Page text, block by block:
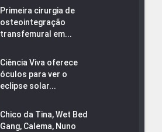
Primeira cirurgia de
osteointegração
transfemural em...
Ciência Viva oferece
óculos para ver o
eclipse solar...
Chico da Tina, Wet Bed
Gang, Calema, Nuno